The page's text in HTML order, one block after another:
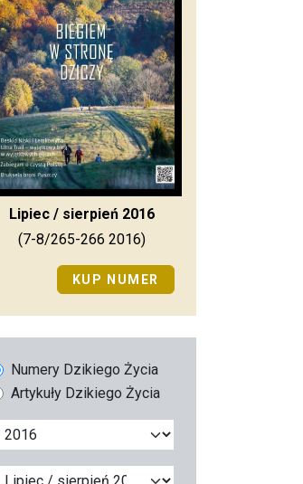
Lipiec / sierpień 2016
(7-8/265-266 2016)
KUP NUMER
Numery Dzikiego Życia
Artykuły Dzikiego Życia